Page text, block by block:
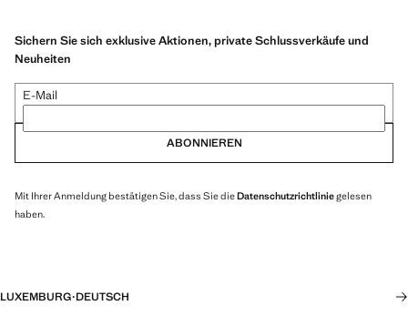
Sichern Sie sich exklusive Aktionen, private Schlussverkäufe und
Neuheiten
E-Mail
ABONNIEREN
Mit Ihrer Anmeldung bestätigen Sie, dass Sie dieDatenschutzrichtliniegelesen
haben.
LUXEMBURG·DEUTSCH